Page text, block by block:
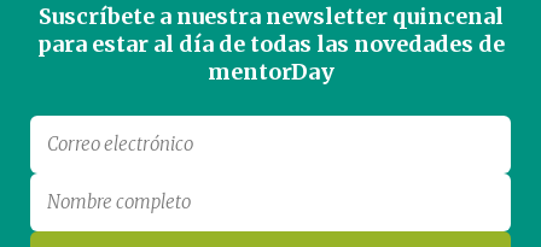
Suscríbete a nuestra newsletter quincenal
para estar al día de todas las novedades de
mentorDay